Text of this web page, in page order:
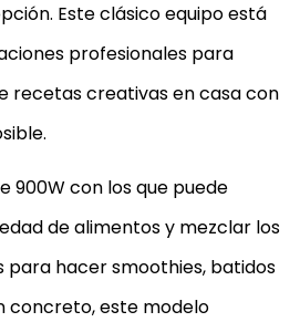
Este clásico equipo está
profesionales para
recetas creativas en casa con
900W con los que puede
de alimentos y mezclar los
para hacer smoothies, batidos
concreto, este modelo